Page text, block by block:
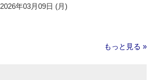
2026年03月09日 (月)
もっと見る »